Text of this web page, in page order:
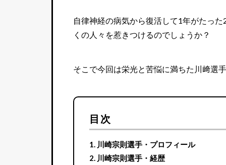
自律神経の病気から復活して1年がたっ
くの人々を惹きつけるのでしょうか？
そこで今回は栄光と苦悩に満ちた川﨑選
目次
川崎宗則選手・プロフィール
川崎宗則選手・経歴